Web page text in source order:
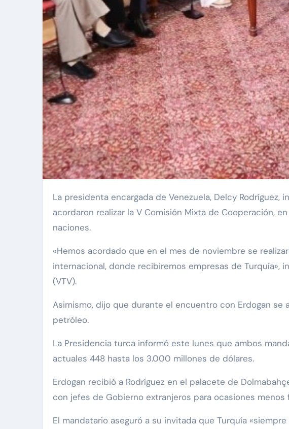
La presidenta encargada de Venezuela, Delcy Rodríguez, informó que en la reunión con su homólogo de Turquía, Recep Tayyip Erdoğan,
acordaron realizar la V Comisión Mixta de Cooperación,
naciones.
«Hemos acordado que en el mes de noviembre se
internacional, donde recibiremos empresas de Turquía»,
(VTV).
Asimismo, dijo que durante el encuentro con Erdogan
petróleo.
La Presidencia turca informó este lunes que ambos
actuales 448 hasta los 3.000 millones de dólares.
Erdogan recibió a Rodríguez en el palacete de
con jefes de Gobierno extranjeros para ocasiones
El mandatario aseguró a su invitada que Turquía